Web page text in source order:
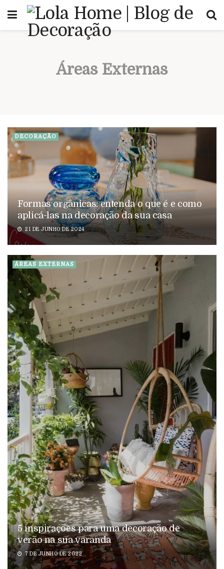
Áreas Externas
DECORAÇÃO
Formas orgânicas: entenda o que é e como
aplicá-las na decoração da sua casa
21 DE JUNHO DE 2024
ÁREAS EXTERNAS
5 inspirações para uma decoração de
verão na sua varanda
7 DE JUNHO DE 2022